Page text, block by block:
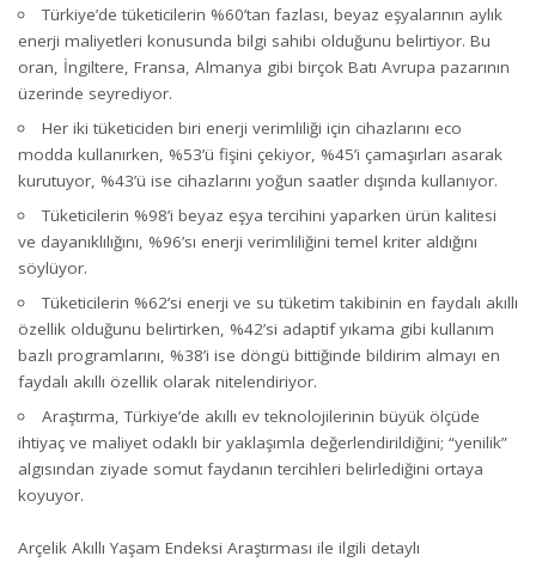
Türkiye’de tüketicilerin %60’tan fazlası, beyaz eşyalarının aylık
enerji maliyetleri konusunda bilgi sahibi olduğunu belirtiyor. Bu
oran, İngiltere, Fransa, Almanya gibi birçok Batı Avrupa pazarının
üzerinde seyrediyor.
Her iki tüketiciden biri enerji verimliliği için cihazlarını eco
modda kullanırken, %53’ü fişini çekiyor, %45’i çamaşırları asarak
kurutuyor, %43’ü ise cihazlarını yoğun saatler dışında kullanıyor.
Tüketicilerin %98’i beyaz eşya tercihini yaparken ürün kalitesi
ve dayanıklılığını, %96’sı enerji verimliliğini temel kriter aldığını
söylüyor.
Tüketicilerin %62’si enerji ve su tüketim takibinin en faydalı akıllı
özellik olduğunu belirtirken, %42’si adaptif yıkama gibi kullanım
bazlı programlarını, %38’i ise döngü bittiğinde bildirim almayı en
faydalı akıllı özellik olarak nitelendiriyor.
Araştırma, Türkiye’de akıllı ev teknolojilerinin büyük ölçüde
ihtiyaç ve maliyet odaklı bir yaklaşımla değerlendirildiğini; “yenilik”
algısından ziyade somut faydanın tercihleri belirlediğini ortaya
koyuyor.
Arçelik Akıllı Yaşam Endeksi Araştırması ile ilgili detaylı